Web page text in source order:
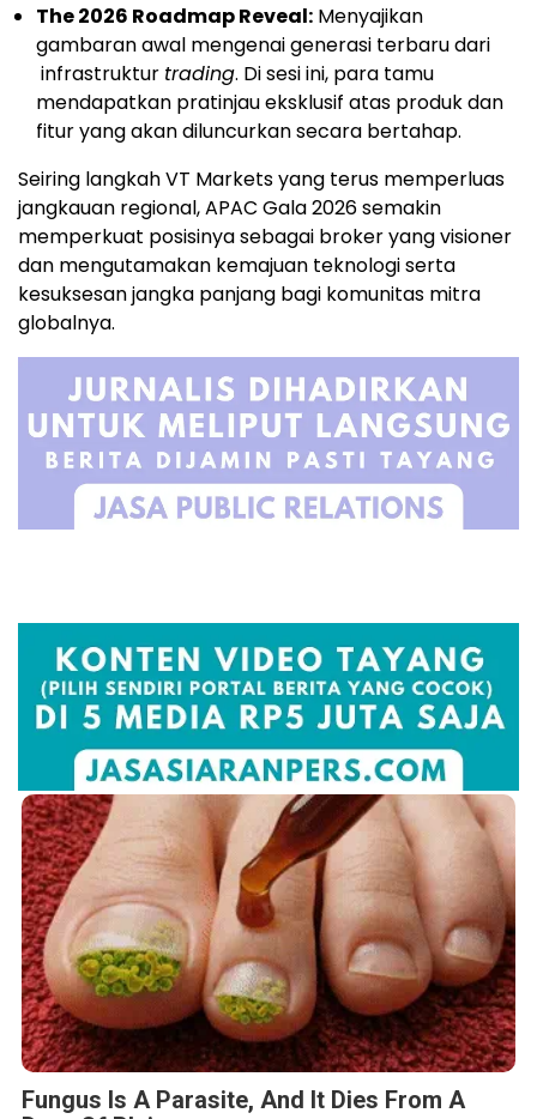
The 2026 Roadmap Reveal: Menyajikan
gambaran awal mengenai generasi terbaru dari
infrastruktur trading. Di sesi ini, para tamu
mendapatkan pratinjau eksklusif atas produk dan
fitur yang akan diluncurkan secara bertahap.
Seiring langkah VT Markets yang terus memperluas
jangkauan regional, APAC Gala 2026 semakin
memperkuat posisinya sebagai broker yang visioner
dan mengutamakan kemajuan teknologi serta
kesuksesan jangka panjang bagi komunitas mitra
globalnya.
Fungus Is A Parasite, And It Dies From A